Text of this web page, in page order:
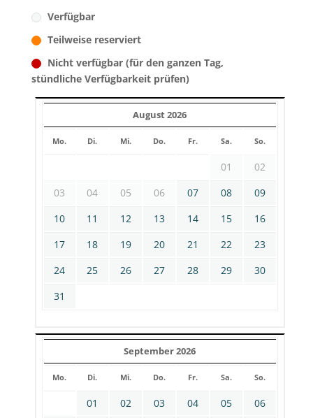
Verfügbar
Teilweise reserviert
Nicht verfügbar (für den ganzen Tag,
stündliche Verfügbarkeit prüfen)
August 2026
Mo. Di. Mi. Do. Fr. Sa. So.
01
02
03
04 05 06 07 08
09
10
11 12 13 14 15
16
17
18 19 20 21 22
23
24
25 26 27 28 29
30
31
September 2026
Mo. Di. Mi. Do. Fr. Sa. So.
01 02 03 04 05
06